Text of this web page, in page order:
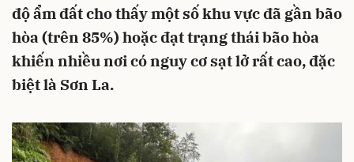
độ ẩm đất cho thấy một số khu vực đã gần bão
hòa (trên 85%) hoặc đạt trạng thái bão hòa
khiến nhiều nơi có nguy cơ sạt lở rất cao, đặc
biệt là Sơn La.